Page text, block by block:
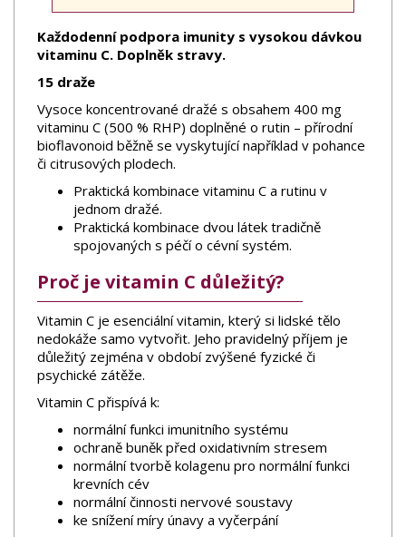
Každodenní podpora imunity s vysokou dávkou
vitaminu C. Doplněk stravy.
15 draže
Vysoce koncentrované dražé s obsahem 400 mg
vitaminu C (500 % RHP) doplněné o rutin – přírodní
bioflavonoid běžně se vyskytující například v pohance
či citrusových plodech.
Praktická kombinace vitaminu C a rutinu v
jednom dražé.
Praktická kombinace dvou látek tradičně
spojovaných s péčí o cévní systém.
Proč je vitamin C důležitý?
Vitamin C je esenciální vitamin, který si lidské tělo
nedokáže samo vytvořit. Jeho pravidelný příjem je
důležitý zejména v období zvýšené fyzické či
psychické zátěže.
Vitamin C přispívá k:
normální funkci imunitního systému
ochraně buněk před oxidativním stresem
normální tvorbě kolagenu pro normální funkci
krevních cév
normální činnosti nervové soustavy
ke snížení míry únavy a vyčerpání